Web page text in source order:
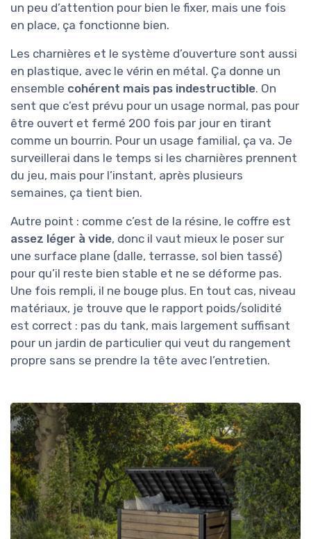
un peu d’attention pour bien le fixer, mais une fois
en place, ça fonctionne bien.
Les charnières et le système d’ouverture sont aussi
en plastique, avec le vérin en métal. Ça donne un
ensemble cohérent mais pas indestructible. On
sent que c’est prévu pour un usage normal, pas pour
être ouvert et fermé 200 fois par jour en tirant
comme un bourrin. Pour un usage familial, ça va. Je
surveillerai dans le temps si les charnières prennent
du jeu, mais pour l’instant, après plusieurs
semaines, ça tient bien.
Autre point : comme c’est de la résine, le coffre est
assez léger à vide, donc il vaut mieux le poser sur
une surface plane (dalle, terrasse, sol bien tassé)
pour qu’il reste bien stable et ne se déforme pas.
Une fois rempli, il ne bouge plus. En tout cas, niveau
matériaux, je trouve que le rapport poids/solidité
est correct : pas du tank, mais largement suffisant
pour un jardin de particulier qui veut du rangement
propre sans se prendre la tête avec l’entretien.